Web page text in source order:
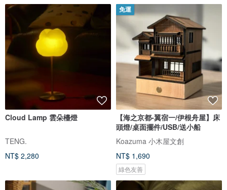
Cloud Lamp 雲朵檯燈
TENG.
NT$ 2,280
免運
【海之京都-翼宿一/伊根舟屋】床
頭燈/桌面擺件/USB/送小船
Koazuma 小木屋文創
NT$ 1,690
綠色友善